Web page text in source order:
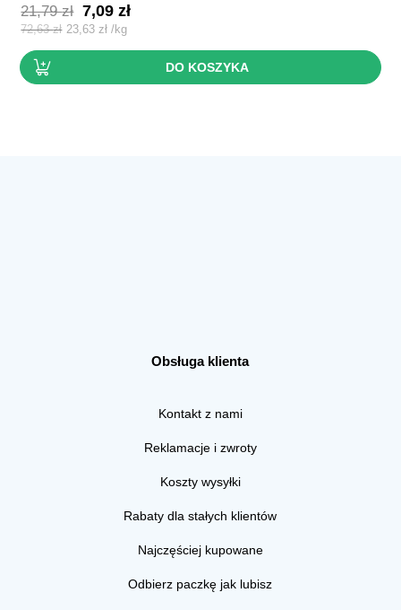
21,79zł Pierwotna
cena
wynosiła:
7,09złAktualna
wynosi:
7,09 zł.
72,63zł 23,63 zł /kg
DO KOSZYKA
Obsługa klienta
Kontakt z nami
Reklamacje i zwroty
Koszty wysyłki
Rabaty dla stałych klientów
Najczęściej kupowane
Odbierz paczkę jak lubisz